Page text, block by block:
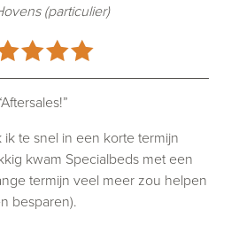
(particulier)
te snel in een korte termijn
kwam Specialbeds met een
termijn veel meer zou helpen
besparen).